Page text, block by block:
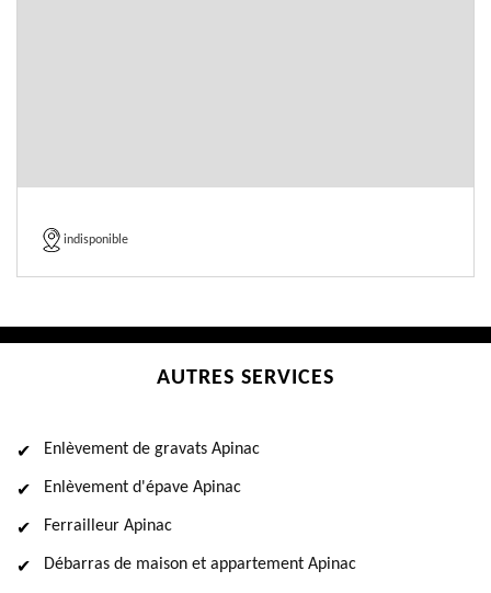
indisponible
AUTRES SERVICES
Enlèvement de gravats Apinac
Enlèvement d'épave Apinac
Ferrailleur Apinac
Débarras de maison et appartement Apinac